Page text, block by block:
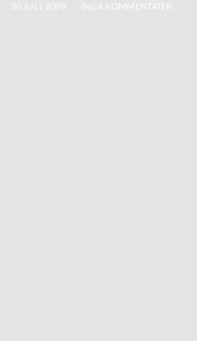
30 JULI, 2009 INGA KOMMENTATER